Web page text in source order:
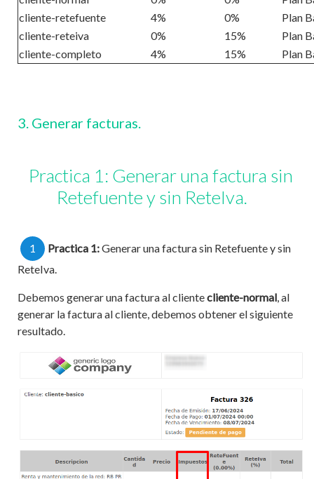
cliente-retefuente
4% 0%
Plan
cliente-reteiva
0% 15%
Plan
cliente-completo
4% 15% Plan
3. Generar facturas.
Practica 1: Generar una factura sin
Retefuente y sin ReteIva.
1 Practica 1:Generar una factura sin Retefuente y sin
ReteIva.
Debemos generar una factura al clientecliente-normal, al
generar la factura al cliente, debemos obtener el siguiente
resultado.